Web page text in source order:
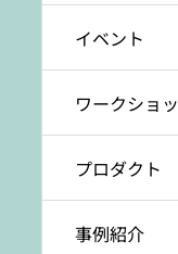
イベント
ワークショ
プロダクト
事例紹介